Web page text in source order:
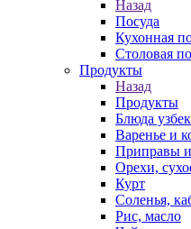
Назад
Посуда
Кухонная
Столовая
Продукты
Назад
Продукты
Блюда
Варенье и
Приправы
Орехи,
Курт
Соленья,
Рис, масло